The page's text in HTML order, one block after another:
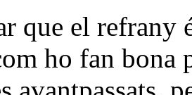
que el refrany
ho fan bona